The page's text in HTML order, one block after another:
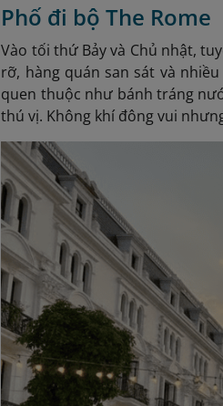
Phố đi bộ The Rome
Vào tối thứ Bảy và Chủ nhật,
rỡ, hàng quán san sát và
quen thuộc như bánh tráng
thú vị. Không khí đông vui